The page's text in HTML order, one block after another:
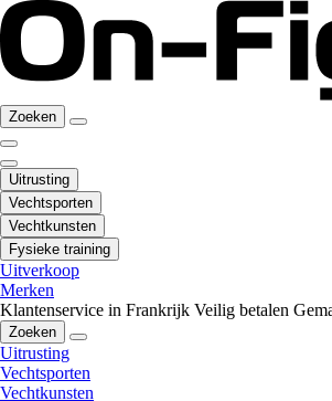
Zoeken
Uitrusting
Vechtsporten
Vechtkunsten
Fysieke training
Uitverkoop
Merken
Klantenservice in Frankrijk Veilig betalen
Zoeken
Uitrusting
Vechtsporten
Vechtkunsten